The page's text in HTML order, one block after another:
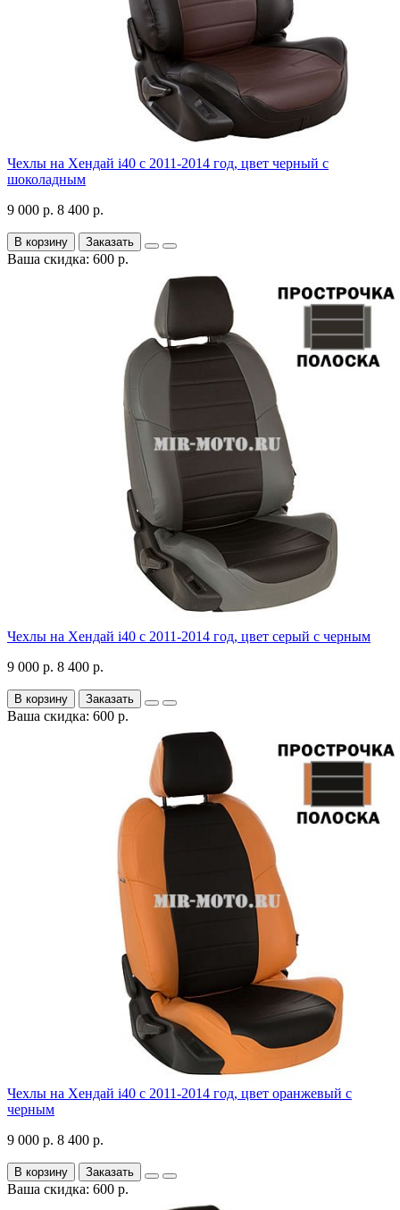
Чехлы на Хендай i40 с 2011-2014 год, цвет черный с
шоколадным
9 000 р. 8 400 р.
В корзину Заказать
Ваша скидка: 600 р.
Чехлы на Хендай i40 с 2011-2014 год, цвет серый с черным
9 000 р. 8 400 р.
В корзину Заказать
Ваша скидка: 600 р.
Чехлы на Хендай i40 с 2011-2014 год, цвет оранжевый с
черным
9 000 р. 8 400 р.
В корзину Заказать
Ваша скидка: 600 р.